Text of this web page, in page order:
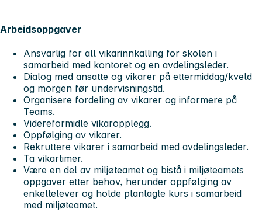
Arbeidsoppgaver
Ansvarlig for all vikarinnkalling for skolen i
samarbeid med kontoret og en avdelingsleder.
Dialog med ansatte og vikarer på ettermiddag/kveld
og morgen før undervisningstid.
Organisere fordeling av vikarer og informere på
Teams.
Videreformidle vikaropplegg.
Oppfølging av vikarer.
Rekruttere vikarer i samarbeid med avdelingsleder.
Ta vikartimer.
Være en del av miljøteamet og bistå i miljøteamets
oppgaver etter behov, herunder oppfølging av
enkeltelever og holde planlagte kurs i samarbeid
med miljøteamet.